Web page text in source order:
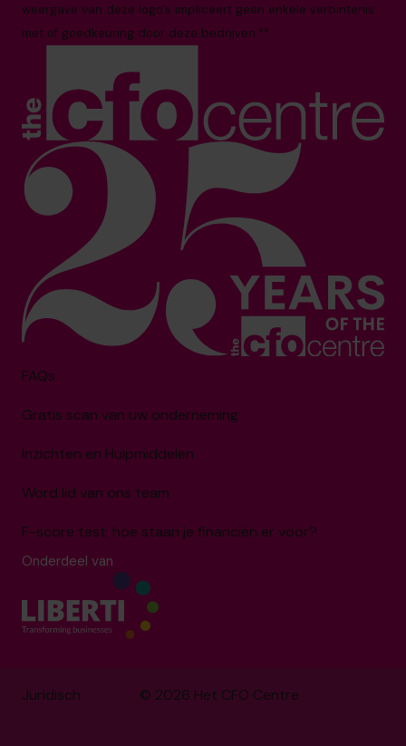
weergave van deze logo's impliceert geen enkele verbintenis
met of goedkeuring door deze bedrijven.**
FAQs
Gratis scan van uw onderneming
Inzichten en Hulpmiddelen
Word lid van ons team
F-score test: hoe staan je financiën er voor?
Onderdeel van
© 2026 Het CFO Centre
Juridisch